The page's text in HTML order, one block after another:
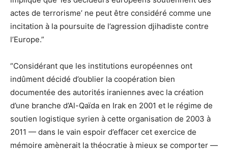
actes de terrorisme’ ne peut être considéré comme une
incitation à la poursuite de l’agression djihadiste contre
l’Europe.”
“Considérant que les institutions européennes ont
indûment décidé d’oublier la coopération bien
documentée des autorités iraniennes avec la création
d’une branche d’Al-Qaïda en Irak en 2001 et le régime de
soutien logistique syrien à cette organisation de 2003 à
2011 — dans le vain espoir d’effacer cet exercice de
mémoire amènerait la théocratie à mieux se comporter —